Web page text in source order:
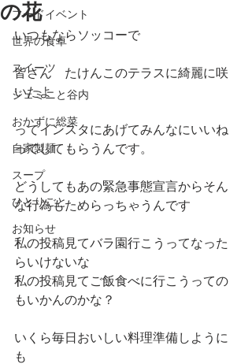
フードイベント
世界の食卓
スイーツ
ジェミニと谷内
おかずに総菜
自家製麺
スープ
ひとりごと
お知らせ
の花
いつもならソッコーで
皆さん　たけんこのテラスに綺麗に咲
いたよ
ってインスタにあげてみんなにいいね
ってしてもらうんです。
どうしてもあの緊急事態宣言からそん
な行為もためらっちゃうんです
私の投稿見てバラ園行こうってなった
らいけないな
私の投稿見てご飯食べに行こうっての
もいかんのかな？
いくら毎日おいしい料理準備しように
も